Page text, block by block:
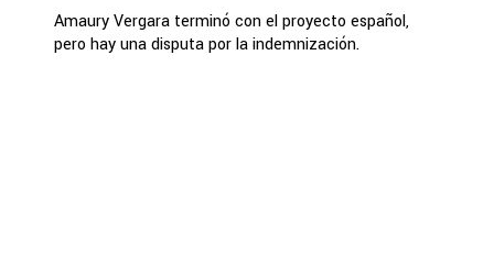
Amaury Vergara terminó con el proyecto español,
pero hay una disputa por la indemnización.